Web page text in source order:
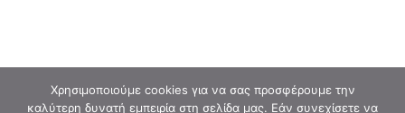
Χρησιμοποιούμε cookies για να σας προσφέρουμε την
καλύτερη δυνατή εμπειρία στη σελίδα μας. Εάν συνεχίσετε να